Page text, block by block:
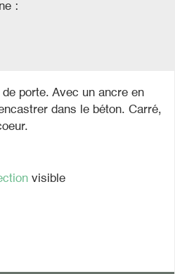
:
porte. Avec un ancre en
dans le béton. Carré,
visible